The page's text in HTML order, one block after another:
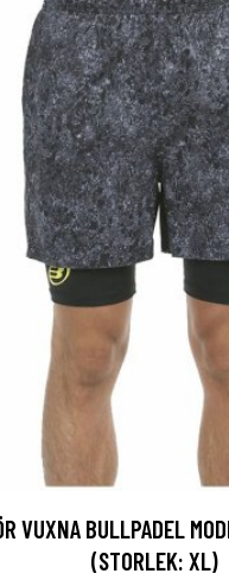
VUXNA BULLPADEL
(STORLEK: XL)